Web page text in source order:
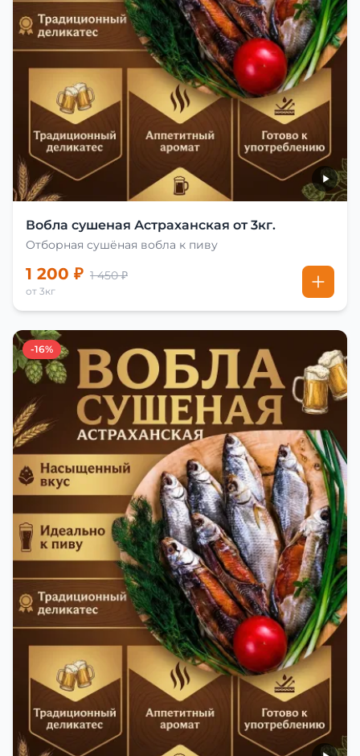
Вобла сушеная Астраханская от 3кг.
Отборная сушёная вобла к пиву
1 200 ₽ 1 450 ₽
от 3кг
-16%